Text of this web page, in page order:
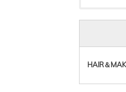
HAIR＆